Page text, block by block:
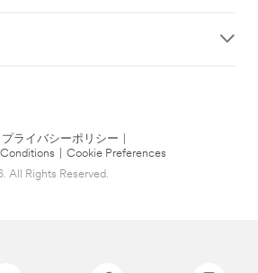
プライバシーポリシー
Cookie Preferences
All Rights Reserved.